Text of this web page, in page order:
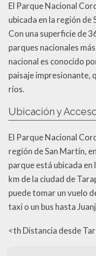
El Parque Nacional
ubicada en la región de
Con una superficie de
parques nacionales
nacional es conocido
paisaje impresionante,
ríos.
Ubicación y
El Parque Nacional
región de San Martín,
parque está ubicada en
km de la ciudad de
puede tomar un vuelo
taxi o un bus hasta
<th Distancia desde